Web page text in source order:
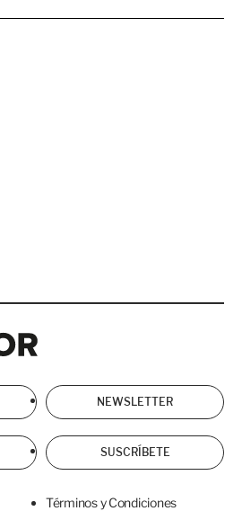
NEWSLETTER
SUSCRÍBETE
Términos y Condiciones